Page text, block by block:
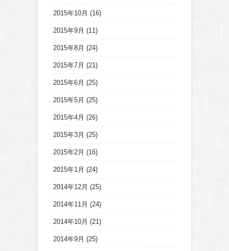
2015年10月 (16)
2015年9月 (11)
2015年8月 (24)
2015年7月 (21)
2015年6月 (25)
2015年5月 (25)
2015年4月 (26)
2015年3月 (25)
2015年2月 (16)
2015年1月 (24)
2014年12月 (25)
2014年11月 (24)
2014年10月 (21)
2014年9月 (25)